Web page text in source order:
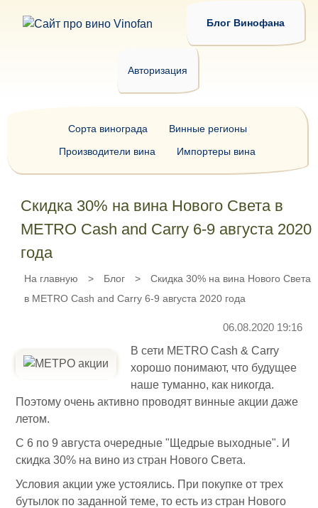
Блог Винофана
Авторизация
Скидка 30% на вина Нового Света в
METRO Cash and Carry 6-9 августа 2020
года
На главную > Блог >
Скидка 30% на вина Нового Света
в METRO Cash and Carry 6-9 августа 2020 года
06.08.2020 19:16
В сети METRO Cash & Carry
хорошо понимают, что будущее
наше туманно, как никогда.
Поэтому очень активно проводят винные акции даже
летом.
С 6 по 9 августа очередные "Щедрые выходные". И
скидка 30% на вино из стран Нового Света.
Условия акции уже устоялись. При покупке от трех
бутылок по заданной теме, то есть из стран Нового
Сорта винограда
Винные регионы
Производители вина
Импортеры вина